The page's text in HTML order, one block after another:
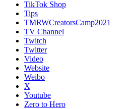
TikTok Shop
Tips
TMRWCreatorsCamp2021
TV Channel
Twitch
Twitter
Video
Website
Weibo
X
Youtube
Zero to Hero